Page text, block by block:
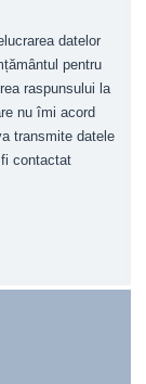
datelor
pentru
raspunsului la
nu îmi acord
transmite datele
contactat